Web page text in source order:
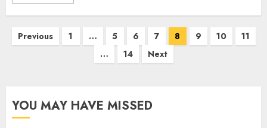
Posts
Previous 1 … 5 6 7 8 9 10
11
…
14 Next
YOU MAY HAVE MISSED